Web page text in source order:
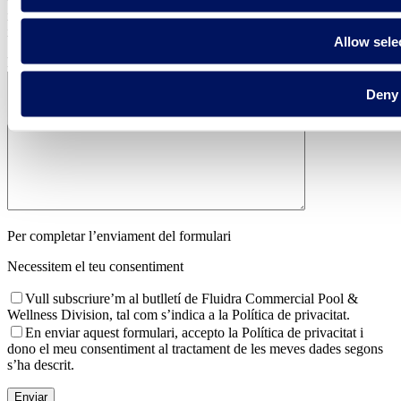
Allow
Deny
i exploració d'opcions per al meu projecte
Estic recopilant
Explica’ns més sobre la teva sol·licitud *
Per completar l’enviament del formulari
Necessitem el teu consentiment
Vull subscriure’m al butlletí de Fluidra Commercial Pool &
Wellness Division, tal com s’indica a la Política de privacitat.
En enviar aquest formulari, accepto la Política de privacitat i
dono el meu consentiment al tractament de les meves dades segons
s’ha descrit.